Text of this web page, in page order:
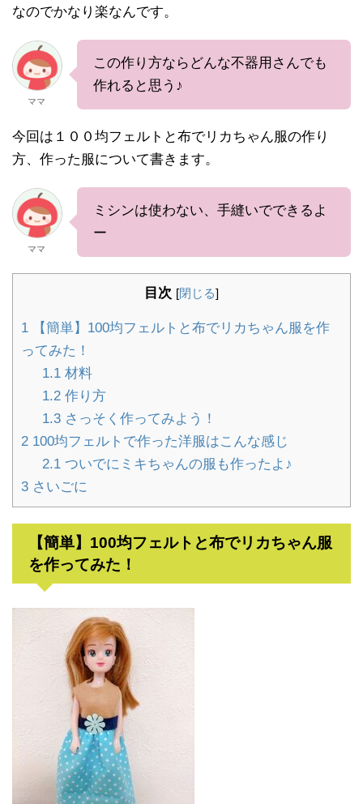
なのでかなり楽なんです。
ママ
この作り方ならどんな不器用さんでも
作れると思う♪
今回は１００均フェルトと布でリカちゃん服の作り
方、作った服について書きます。
ママ
ミシンは使わない、手縫いでできるよ
ー
目次 [閉じる]
1 【簡単】100均フェルトと布でリカちゃん服を作
ってみた！
1.1材料
1.2作り方
1.3さっそく作ってみよう！
2 100均フェルトで作った洋服はこんな感じ
2.1ついでにミキちゃんの服も作ったよ♪
3 さいごに
【簡単】100均フェルトと布でリカちゃん服
を作ってみた！